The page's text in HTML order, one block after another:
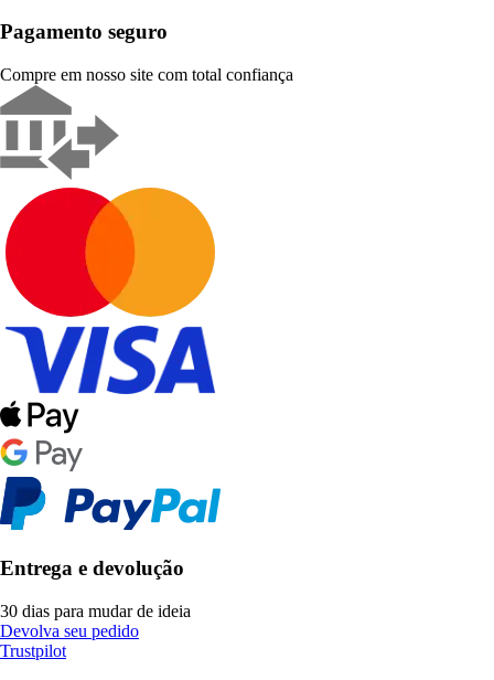
Pagamento seguro
Compre em nosso site com total confiança
Entrega e devolução
30 dias para mudar de ideia
Devolva seu pedido
Trustpilot